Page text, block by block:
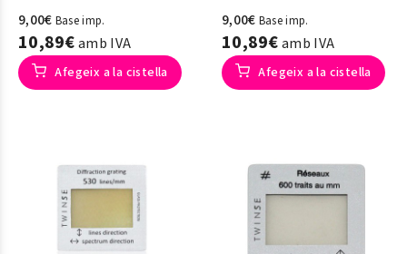
9,00€ Base imp.
10,89€amb IVA
Afegeix a la cistella
9,00€ Base imp.
10,89€amb IVA
Afegeix a la cistella